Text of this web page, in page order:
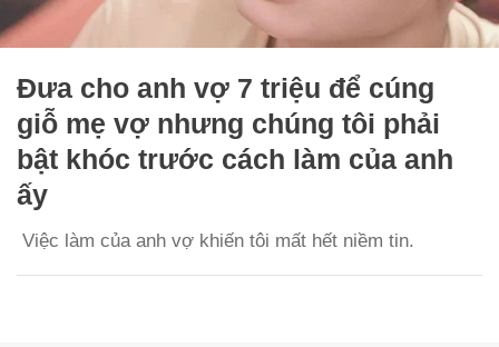
Đưa cho anh vợ 7 triệu để cúng
giỗ mẹ vợ nhưng chúng tôi phải
bật khóc trước cách làm của anh
ấy
Việc làm của anh vợ khiến tôi mất hết niềm tin.